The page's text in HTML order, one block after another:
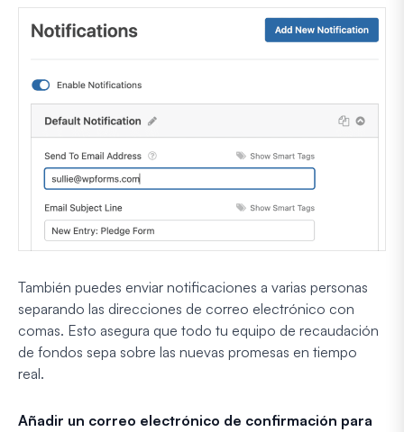
También puedes enviar notificaciones a varias personas
separando las direcciones de correo electrónico con
comas. Esto asegura que todo tu equipo de recaudación
de fondos sepa sobre las nuevas promesas en tiempo
real.
Añadir un correo electrónico de confirmación para